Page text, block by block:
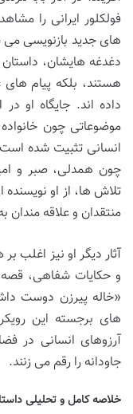
فولکلور ایرانی را
های جدید بازنویسی می
دغدغه هایشان،
هستند، بلکه پیام
داده اند. جایگاه او
موضوعاتی چون
انسانی تثبیت شده
چون همدلی، صبر و
تلاش ها، از او
منتقدان و علاقه مندان
آثار دیگر او نیز اغلب
و حکایات شفاهی،
«خاله پیرزن دوست
های برجسته این
آرزوهای انسانی در
جاودانه را رقم می زنند.
خلاصه کامل و تحلیلی